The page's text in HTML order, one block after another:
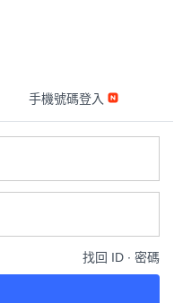
手機號碼登入
找回 ID ∙ 密碼